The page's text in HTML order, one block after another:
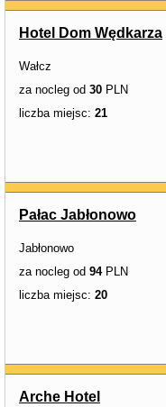
Hotel Dom Wędkarza
Wałcz
za nocleg od 30 PLN
liczba miejsc: 21
Pałac Jabłonowo
Jabłonowo
za nocleg od 94PLN
liczba miejsc: 20
Arche Hotel